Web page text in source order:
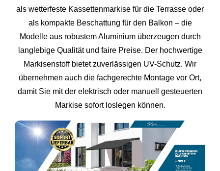
als wetterfeste Kassettenmarkise für die Terrasse oder
als kompakte Beschattung für den Balkon – die
Modelle aus robustem Aluminium überzeugen durch
langlebige Qualität und faire Preise. Der hochwertige
Markisenstoff bietet zuverlässigen UV-Schutz. Wir
übernehmen auch die fachgerechte Montage vor Ort,
damit Sie mit der elektrisch oder manuell gesteuerten
Markise sofort loslegen können.